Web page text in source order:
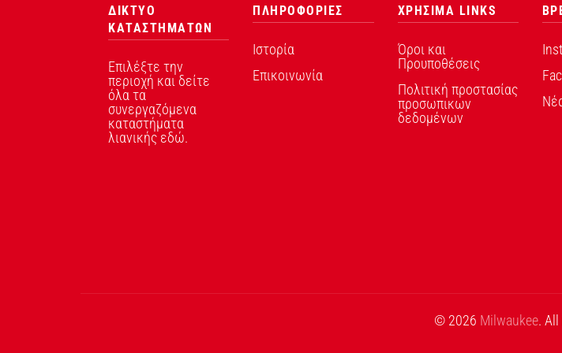
ΔΙΚΤΥΟ
ΚΑΤΑΣΤΗΜΑΤΩΝ
Επιλέξτε την
περιοχή και δείτε
όλα τα
συνεργαζόμενα
καταστήματα
λιανικής εδώ.
ΠΛΗΡΟΦΟΡΙΕΣ
Ιστορία
Επικοινωνία
ΧΡΗΣΙΜΑ LINKS
Όροι και
Προυποθέσεις
Πολιτική προστασίας
προσωπικων
δεδομένων
© 2026 Milwaukee. All